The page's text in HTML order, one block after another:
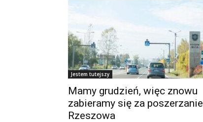
Jestem tutejszy
Mamy grudzień, więc znowu
zabieramy się za poszerzanie
Rzeszowa